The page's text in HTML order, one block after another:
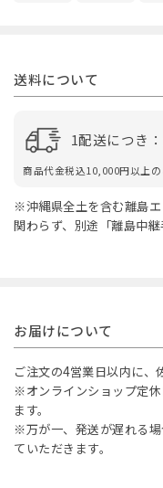
送料について
1配送につき
商品代金税込10,000円以上
※沖縄県全土を含む離島
関わらず、別途「離島中継
お届けについて
ご注文の4営業日以内に、
※オンラインショップ定
ます。
※万が一、発送が遅れる
ていただきます。